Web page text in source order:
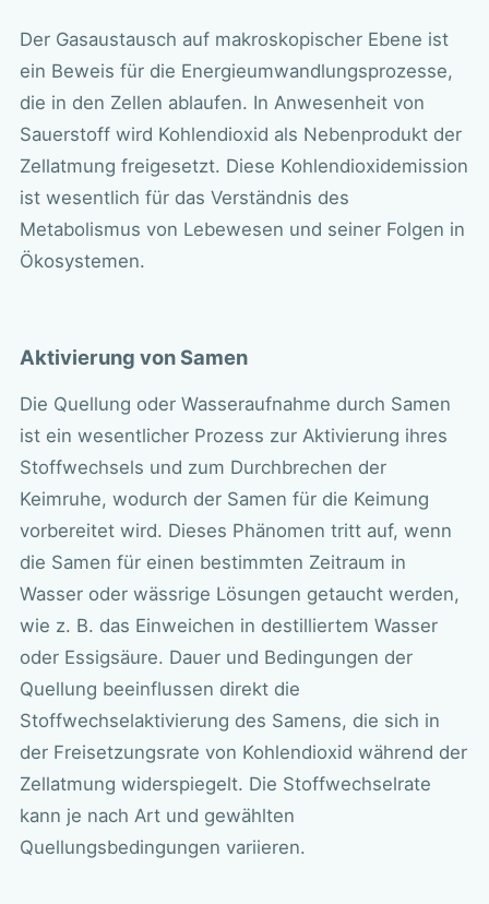
Der Gasaustausch auf makroskopischer Ebene ist
ein Beweis für die Energieumwandlungsprozesse,
die in den Zellen ablaufen. In Anwesenheit von
Sauerstoff wird Kohlendioxid als Nebenprodukt der
Zellatmung freigesetzt. Diese Kohlendioxidemission
ist wesentlich für das Verständnis des
Metabolismus von Lebewesen und seiner Folgen in
Ökosystemen.
Aktivierung von Samen
Die Quellung oder Wasseraufnahme durch Samen
ist ein wesentlicher Prozess zur Aktivierung ihres
Stoffwechsels und zum Durchbrechen der
Keimruhe, wodurch der Samen für die Keimung
vorbereitet wird. Dieses Phänomen tritt auf, wenn
die Samen für einen bestimmten Zeitraum in
Wasser oder wässrige Lösungen getaucht werden,
wie z. B. das Einweichen in destilliertem Wasser
oder Essigsäure. Dauer und Bedingungen der
Quellung beeinflussen direkt die
Stoffwechselaktivierung des Samens, die sich in
der Freisetzungsrate von Kohlendioxid während der
Zellatmung widerspiegelt. Die Stoffwechselrate
kann je nach Art und gewählten
Quellungsbedingungen variieren.